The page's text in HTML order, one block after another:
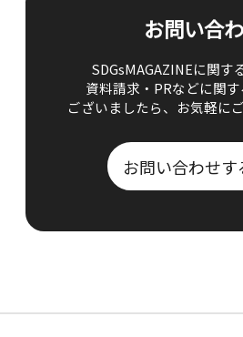
お問い合
SDGsMAGAZINEに関す
資料請求・PRなどに関
ございましたら、 お気軽に
お問い合わせす